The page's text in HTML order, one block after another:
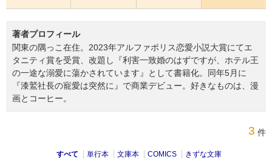
著者プロフィール
関東の隅っこ在住。2023年アルファポリス恋愛小説大賞にてエ
タニティ賞を受賞、改題し『利害一致婚のはずですが、ホテル王
の一途な溺愛に蕩かされています』として書籍化。同年5月に
『漆鷲社長の寵愛は突然に』で商業デビュー。好きなものは、漫
画とコーヒー。
3 件
すべて 単行本 文庫本 COMICS きずな文庫